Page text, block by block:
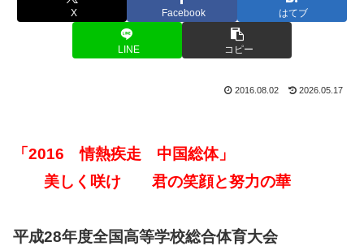
X Facebook はてブ
LINE コピー
2016.08.02 2026.05.17
「2016 情熱疾走 中国総体」
美しく咲け 君の笑顔と努力の華
平成28年度全国高等学校総合体育大会